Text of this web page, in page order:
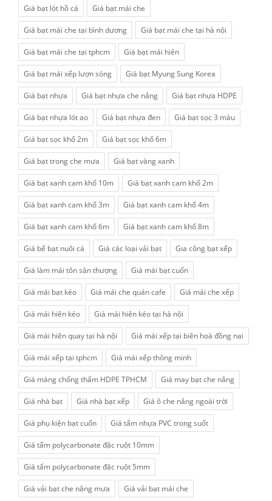
Giá bạt lót hồ cá Giá bạt mái che
Giá bạt mái che tại bình dương Giá bạt mái che tại hà nội
Giá bạt mái che tại tphcm Giá bạt mái hiên
Giá bạt mái xếp lượn sóng Giá bạt Myung Sung Korea
Giá bạt nhựa Giá bạt nhựa che nắng Giá bạt nhựa HDPE
Giá bạt nhựa lót ao Giá bạt nhựa đen Giá bạt sọc 3 màu
Giá bạt sọc khổ 2m Giá bạt sọc khổ 6m
Giá bạt trong che mưa Giá bạt vàng xanh
Giá bạt xanh cam khổ 10m Giá bạt xanh cam khổ 2m
Giá bạt xanh cam khổ 3m Giá bạt xanh cam khổ 4m
Giá bạt xanh cam khổ 6m Giá bạt xanh cam khổ 8m
Giá bể bạt nuôi cá Giá các loại vải bạt Gia công bạt xếp
Giá làm mái tôn sân thượng Giá mái bạt cuốn
Giá mái bạt kéo Giá mái che quán cafe Giá mái che xếp
Giá mái hiên kéo Giá mái hiên kéo tại hà nội
Giá mái hiên quay tại hà nội Giá mái xếp tại biên hoà đồng nai
Giá mái xếp tại tphcm Giá mái xếp thông minh
Giá màng chống thấm HDPE TPHCM Giá may bạt che nắng
Giá nhà bạt Giá nhà bạt xếp Giá ô che nắng ngoài trời
Giá phụ kiện bạt cuốn Giá tấm nhựa PVC trong suốt
Giá tấm polycarbonate đặc ruột 10mm
Giá tấm polycarbonate đặc ruột 5mm
Giá vải bạt che nắng mưa Giá vải bạt mái che